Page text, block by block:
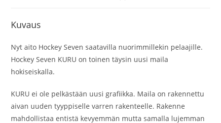
Kuvaus
Nyt aito Hockey Seven saatavilla nuorimmillekin pelaajille.
Hockey Seven KURU on toinen täysin uusi maila
hokiseiskalla.
KURU ei ole pelkästään uusi grafiikka. Maila on rakennettu
aivan uuden tyyppiselle varren rakenteelle. Rakenne
mahdollistaa entistä kevyemmän mutta samalla lujemman